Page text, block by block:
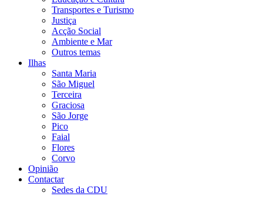
Transportes e Turismo
Justiça
Acção Social
Ambiente e Mar
Outros temas
Ilhas
Santa Maria
São Miguel
Terceira
Graciosa
São Jorge
Pico
Faial
Flores
Corvo
Opinião
Contactar
Sedes da CDU